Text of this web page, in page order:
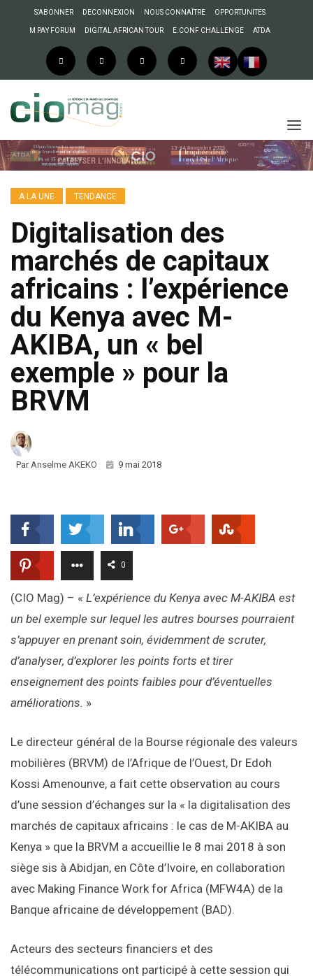
S’ABONNER DECONNEXION NOUS CONNAÎTRE OPPORTUNITES
M PAY FORUM DIGITAL AFRICAN TOUR E.CONF CHALLENGE ATDA
A LA UNE TENDANCE
Digitalisation des
marchés de capitaux
africains : l’expérience
du Kenya avec M-
AKIBA, un « bel
exemple » pour la
BRVM
ParAnselme AKEKO 9 mai 2018
0
(CIO Mag) – « L’expérience du Kenya avec M-AKIBA est
un bel exemple sur lequel les autres bourses pourraient
s’appuyer en prenant soin, évidemment de scruter,
d’analyser, d’explorer les points forts et tirer
enseignement des points faibles pour d’éventuelles
améliorations. »
Le directeur général de la Bourse régionale des valeurs
mobilières (BRVM) de l’Afrique de l’Ouest, Dr Edoh
Kossi Amenounve, a fait cette observation au cours
d’une session d’échanges sur la « la digitalisation des
marchés de capitaux africains : le cas de M-AKIBA au
Kenya » que la BRVM a accueillie le 8 mai 2018 à son
siège sis à Abidjan, en Côte d’Ivoire, en collaboration
avec Making Finance Work for Africa (MFW4A) de la
Banque africaine de développement (BAD).
Acteurs des secteurs financiers et des
télécommunications ont participé à cette session qui